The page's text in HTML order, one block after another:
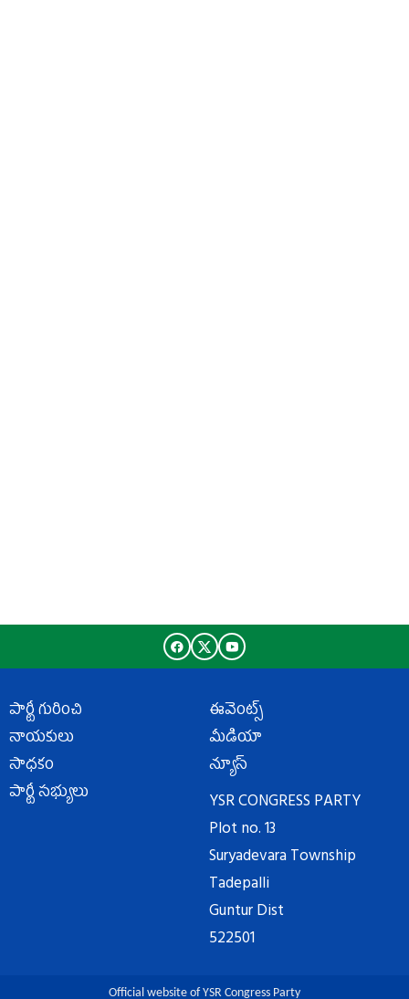
పార్టీ గురించి
నాయకులు
సాధకం
పార్టీ సభ్యులు
ఈవెంట్స్
మీడియా
న్యూస్
YSR CONGRESS PARTY
Plot no. 13
Suryadevara Township
Tadepalli
Guntur Dist
522501
Official website of YSR Congress Party